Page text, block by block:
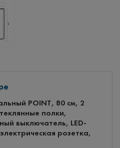
POINT, 80 см, 2
полки,
выключатель, LED-
розетка,